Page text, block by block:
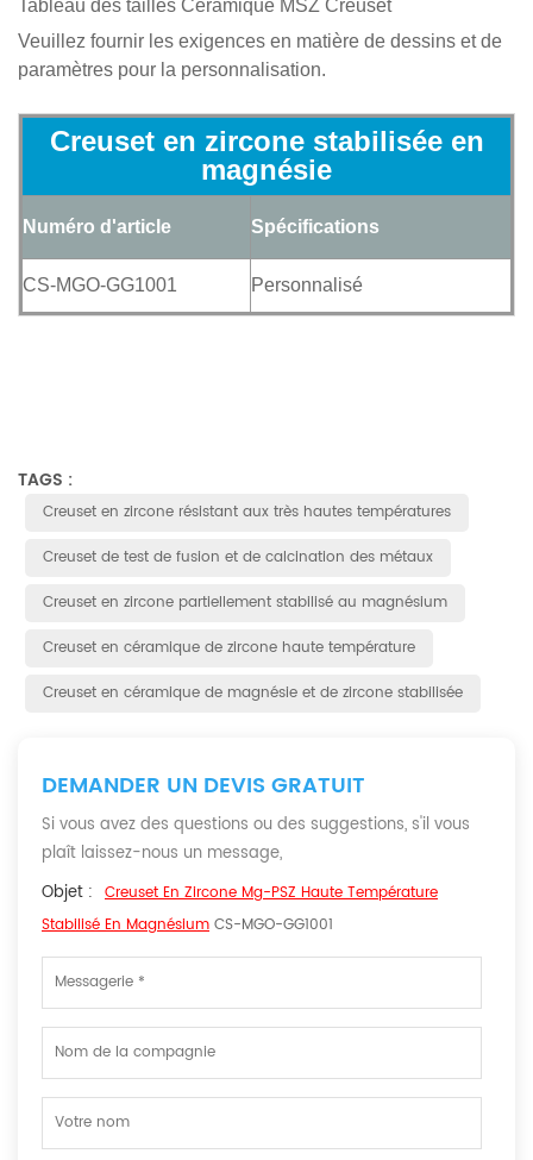
Tableau des tailles Céramique MSZ Creuset
Veuillez fournir les exigences en matière de dessins et de
paramètres pour la personnalisation.
Creuset en zircone stabilisée en
magnésie
Numéro d'article Spécifications
CS-MGO-GG1001 Personnalisé
TAGS :
Creuset en zircone résistant aux très hautes températures
Creuset de test de fusion et de calcination des métaux
Creuset en zircone partiellement stabilisé au magnésium
Creuset en céramique de zircone haute température
Creuset en céramique de magnésie et de zircone stabilisée
DEMANDER UN DEVIS GRATUIT
Si vous avez des questions ou des suggestions, s'il vous
plaît laissez-nous un message,
Objet : Creuset En Zircone Mg-PSZ Haute Température
Stabilisé En Magnésium CS-MGO-GG1001